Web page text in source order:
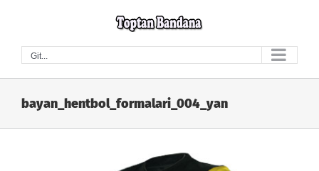
Git...
bayan_hentbol_formalari_004_yan